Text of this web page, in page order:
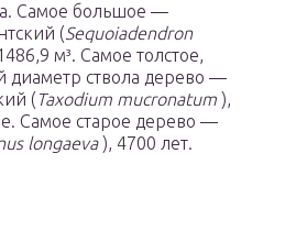
Самое большое —
(Sequoiadendron
м³. Самое толстое,
ствола дерево —
(Taxodium mucronatum ),
Самое старое дерево —
longaeva), 4700 лет.